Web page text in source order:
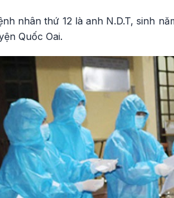
nhân thứ 12 là anh N.D.T, sinh
Quốc Oai.